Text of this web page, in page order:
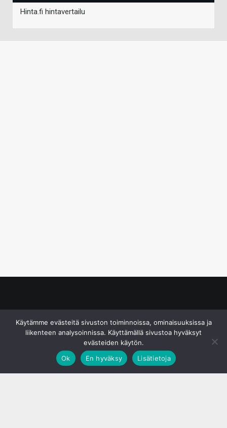
Hinta.fi hintavertailu
Käytämme evästeitä sivuston toiminnoissa, ominaisuuksissa ja
liikenteen analysoinnissa. Käyttämällä sivustoa hyväksyt
evästeiden käytön.
Ok
En hyväksy Lisätietoja